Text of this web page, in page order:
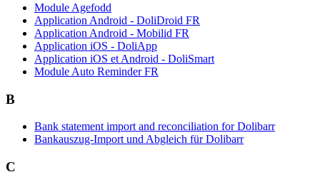
Module Agefodd
Application Android - DoliDroid FR
Application Android - Mobilid FR
Application iOS - DoliApp
Application iOS et Android - DoliSmart
Module Auto Reminder FR
B
Bank statement import and reconciliation for Dolibarr
Bankauszug-Import und Abgleich für Dolibarr
C